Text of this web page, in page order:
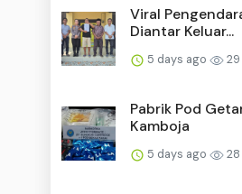
Viral
Diantar Keluar...
5 days ago 29
Pabrik Pod
Kamboja
5 days ago 28